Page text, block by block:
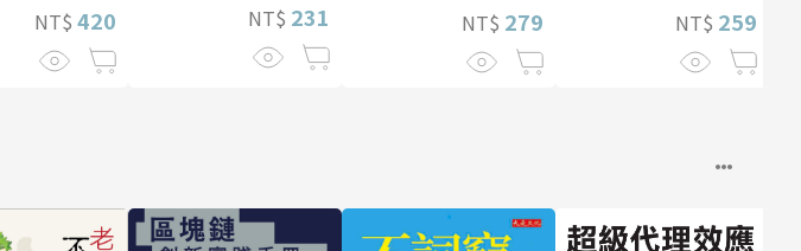
NT$ 420 NT$ 231 NT$ 279 NT$ 259